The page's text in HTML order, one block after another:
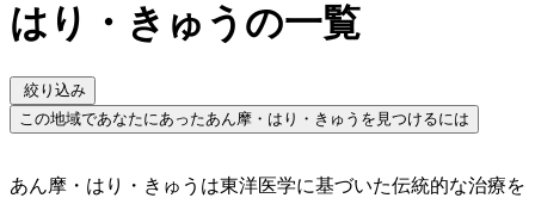
はり・きゅうの一覧
絞り込み
この地域であなたにあったあん摩・はり・きゅうを見つけるには
あん摩・はり・きゅうは東洋医学に基づいた伝統的な治療を